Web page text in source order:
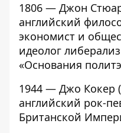
1806 — Джон
английский
экономист и
идеолог
«Основания
1944 — Джо Кокер
английский рок-
Британской